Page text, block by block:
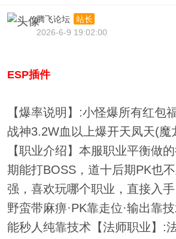
腾飞论坛
站长
2026-6-9 19:02:00
ESP插件
【爆率说明】:小怪爆所有红包
战神3.2W血以上爆开天凤天(魔
【职业介绍】本服职业平衡做
期能打BOSS，道十后期PK也
强，喜欢玩哪个职业，直接入
野蛮带麻痹·PK靠走位·输出靠
能秒人纯靠技术【法师职业】: